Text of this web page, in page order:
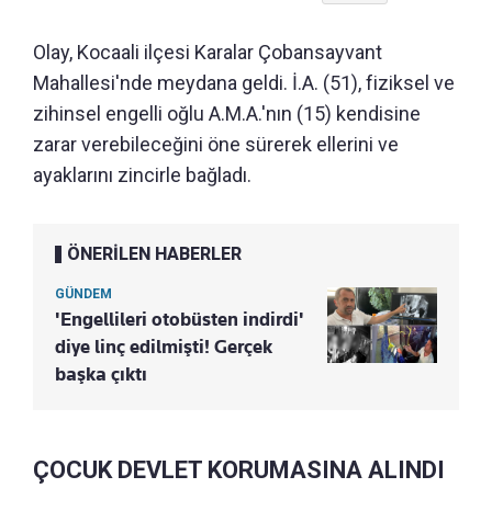
Olay, Kocaali ilçesi Karalar Çobansayvant
Mahallesi'nde meydana geldi. İ.A. (51), fiziksel ve
zihinsel engelli oğlu A.M.A.'nın (15) kendisine
zarar verebileceğini öne sürerek ellerini ve
ayaklarını zincirle bağladı.
ÖNERİLEN HABERLER
GÜNDEM
'Engellileri otobüsten indirdi'
diye linç edilmişti! Gerçek
başka çıktı
ÇOCUK DEVLET KORUMASINA ALINDI